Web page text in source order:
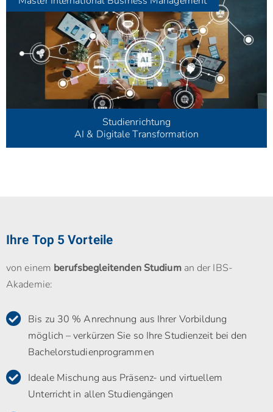
Studienrichtung
AI & Digitale Transformation
Ihre Top 5 Vorteile
von einem berufsbegleitenden Studiuman der IBS-
Akademie:
Bis zu 30 % Anrechnung aus Ihrer Vorbildung
möglich – verkürzen Sie so Ihre Studienzeit bei den
Bachelorstudienprogrammen
Ideale Mischung aus Präsenz- und virtuellem
Unterricht in allen Studiengängen